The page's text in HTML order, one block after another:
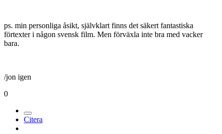
ps. min personliga åsikt, självklart finns det säkert fantastiska
förtexter i någon svensk film. Men förväxla inte bra med vacker
bara.
/jon igen
0
Citera